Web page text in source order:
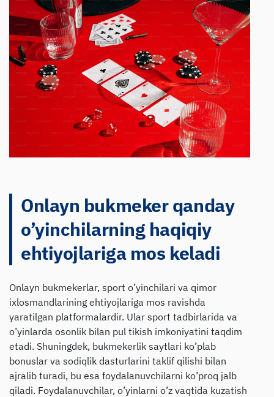
Onlayn bukmeker qanday
o’yinchilarning haqiqiy
ehtiyojlariga mos keladi
Onlayn bukmekerlar, sport o’yinchilari va qimor
ixlosmandlarining ehtiyojlariga mos ravishda
yaratilgan platformalardir. Ular sport tadbirlarida va
o’yinlarda osonlik bilan pul tikish imkoniyatini taqdim
etadi. Shuningdek, bukmekerlik saytlari ko’plab
bonuslar va sodiqlik dasturlarini taklif qilishi bilan
ajralib turadi, bu esa foydalanuvchilarni ko’proq jalb
qiladi. Foydalanuvchilar, o’yinlarni o’z vaqtida kuzatish